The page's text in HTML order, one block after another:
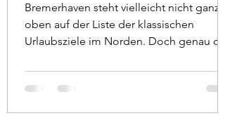
Bremerhaven steht vielleicht nicht ganz
oben auf der Liste der klassischen
Urlaubsziele im Norden. Doch genau das
sind für ein Wochenende nach
Bremerhaven gefahren und wurden mit